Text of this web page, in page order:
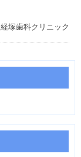
経塚歯科クリニック